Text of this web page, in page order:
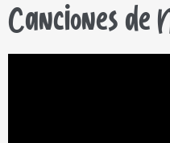
Canciones de